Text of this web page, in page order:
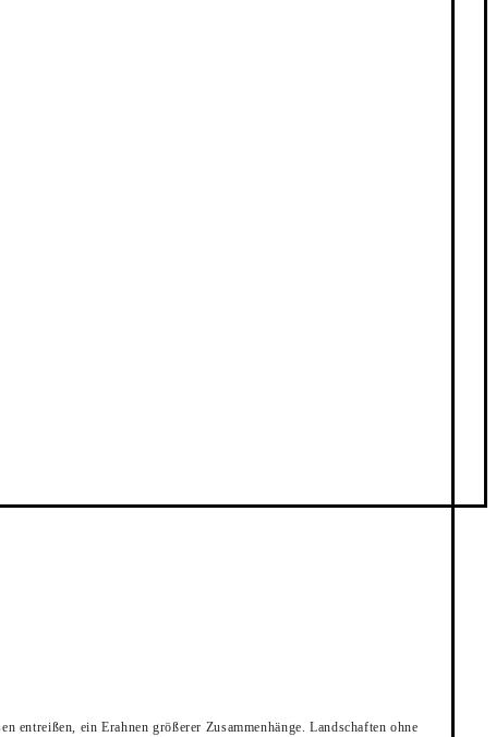
ein Erahnen größerer Zusammenhänge. Landschaften ohne